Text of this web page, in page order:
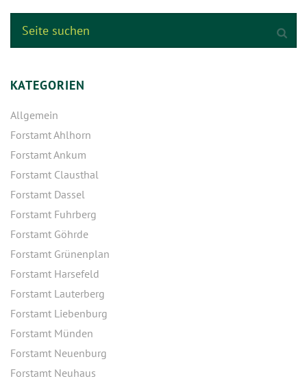
KATEGORIEN
Allgemein
Forstamt Ahlhorn
Forstamt Ankum
Forstamt Clausthal
Forstamt Dassel
Forstamt Fuhrberg
Forstamt Göhrde
Forstamt Grünenplan
Forstamt Harsefeld
Forstamt Lauterberg
Forstamt Liebenburg
Forstamt Münden
Forstamt Neuenburg
Forstamt Neuhaus